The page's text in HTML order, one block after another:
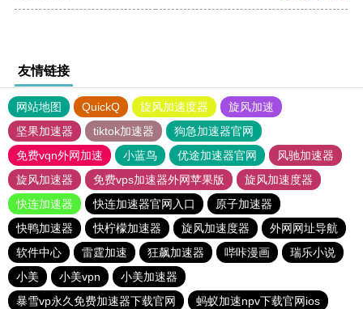
友情链接
网站地图 QuickQ 旋风加速度器
旋风加速
坚果加速器
tiktok加速器
狗急加速器官网
免费vqn外网加速
小蓝鸟 优途加速器官网
风驰加速器
旋风加速器
免费vps加速器外网苹果版
旋风加速度器
快连加速器
快连加速器官网入口
原子加速器
快鸭加速器
快柠檬加速器 旋风加速度器
外网网址导航
软件中心
雷霆加速 狂飙加速器 哔咔漫画
瑞乐小说
小美
小美vpn
小美加速器
暴雪vp永久免费加速器下载官网
蚂蚁加速npv下载官网ios